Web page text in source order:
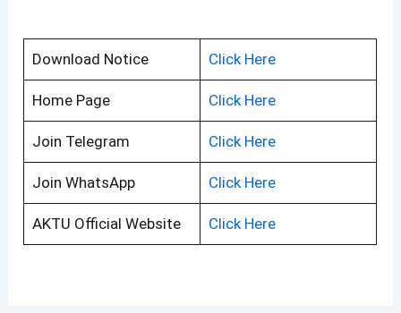
Download Notice Click Here
Home Page Click Here
Join Telegram Click Here
Join WhatsApp Click Here
AKTU Official Website Click Here